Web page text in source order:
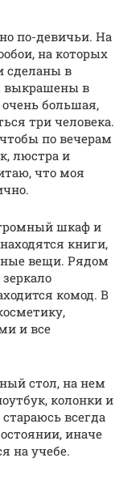
по-девичьи. На
на которых
сделаны в
выкрашены в
большая,
три человека.
по вечерам
люстра и
что моя
шкаф и
книги,
вещи. Рядом
комод. В
и все
стол, на нем
колонки и
всегда
иначе
на учебе.